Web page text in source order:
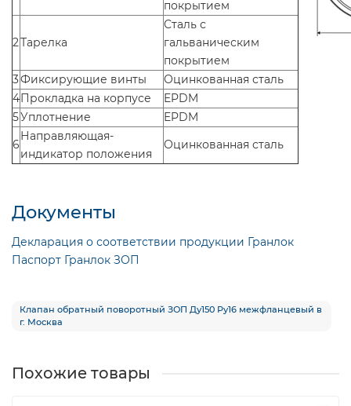
покрытием
2Тарелка
Сталь с
гальваническим
покрытием
3Фиксирующие винты
Оцинкованная сталь
4Прокладка на корпусе
EPDM
5Уплотнение
EPDM
6
Направляющая-
индикатор положения
Оцинкованная сталь
Документы
Декларация о соответствии продукции Гранлок
Паспорт Гранлок ЗОП
Клапан обратный поворотный ЗОП Ду150 Ру16 межфланцевый в
г. Москва
Похожие товары